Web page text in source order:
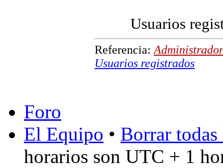
Usuarios
Referencia:
Usuarios registrados
Foro
El Equipo • Borrar
horarios son UTC + 1